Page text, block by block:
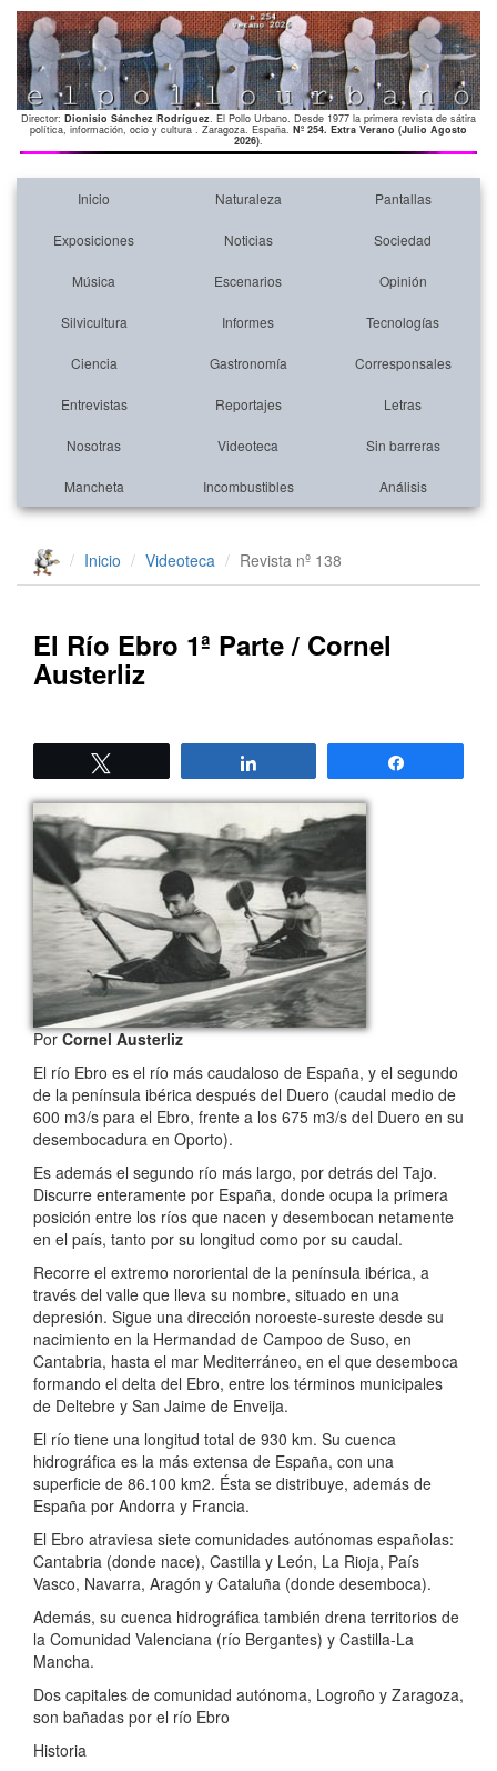
Director: Dionisio Sánchez Rodríguez. El Pollo Urbano. Desde 1977 la primera revista de sátira
política, información, ocio y cultura . Zaragoza. España. Nº 254. Extra Verano (Julio Agosto
2026).
Inicio Naturaleza Pantallas
Exposiciones Noticias Sociedad
Música Escenarios Opinión
Silvicultura Informes Tecnologías
Ciencia Gastronomía Corresponsales
Entrevistas Reportajes Letras
Nosotras Videoteca Sin barreras
Mancheta Incombustibles Análisis
Inicio Videoteca Revista nº 138
El Río Ebro 1ª Parte / Cornel
Austerliz
PorCornel Austerliz
El río Ebro es el río más caudaloso de España, y el segundo
de la península ibérica después del Duero (caudal medio de
600 m3/s para el Ebro, frente a los 675 m3/s del Duero en su
desembocadura en Oporto).
Es además el segundo río más largo, por detrás del Tajo.
Discurre enteramente por España, donde ocupa la primera
posición entre los ríos que nacen y desembocan netamente
en el país, tanto por su longitud como por su caudal.
Recorre el extremo nororiental de la península ibérica, a
través del valle que lleva su nombre, situado en una
depresión. Sigue una dirección noroeste-sureste desde su
nacimiento en la Hermandad de Campoo de Suso, en
Cantabria, hasta el mar Mediterráneo, en el que desemboca
formando el delta del Ebro, entre los términos municipales
de Deltebre y San Jaime de Enveija.
El río tiene una longitud total de 930 km. Su cuenca
hidrográfica es la más extensa de España, con una
superficie de 86.100 km2. Ésta se distribuye, además de
España por Andorra y Francia.
El Ebro atraviesa siete comunidades autónomas españolas:
Cantabria (donde nace), Castilla y León, La Rioja, País
Vasco, Navarra, Aragón y Cataluña (donde desemboca).
Además, su cuenca hidrográfica también drena territorios de
la Comunidad Valenciana (río Bergantes) y Castilla-La
Mancha.
Dos capitales de comunidad autónoma, Logroño y Zaragoza,
son bañadas por el río Ebro
Historia